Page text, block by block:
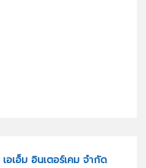
อเอ็ม อินเตอร์เคม จำกัด